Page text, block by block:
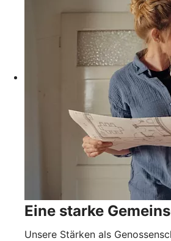
Eine starke
Unsere Stärken als